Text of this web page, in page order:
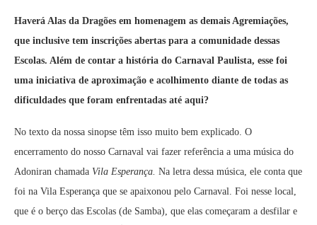
Haverá Alas da Dragões em homenagem as demais Agremiações,
que inclusive tem inscrições abertas para a comunidade dessas
Escolas. Além de contar a história do Carnaval Paulista, esse foi
uma iniciativa de aproximação e acolhimento diante de todas as
dificuldades que foram enfrentadas até aqui?
No texto da nossa sinopse têm isso muito bem explicado. O
encerramento do nosso Carnaval vai fazer referência a uma música do
Adoniran chamada Vila Esperança. Na letra dessa música, ele conta que
foi na Vila Esperança que se apaixonou pelo Carnaval. Foi nesse local,
que é o berço das Escolas (de Samba), que elas começaram a desfilar e